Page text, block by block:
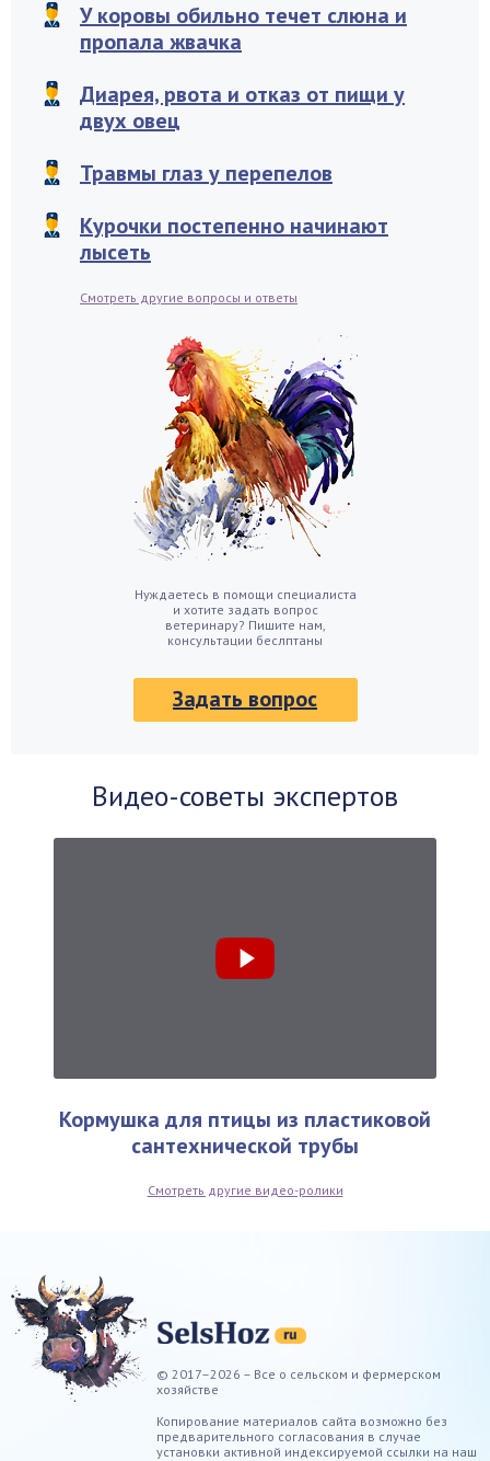
У коровы обильно течет слюна и
пропала жвачка
Диарея, рвота и отказ от пищи у
двух овец
Травмы глаз у перепелов
Курочки постепенно начинают
лысеть
Смотреть другие вопросы и ответы
Нуждаетесь в помощи специалиста
и хотите задать вопрос
ветеринару? Пишите нам,
консультации беслптаны
Задать вопрос
Видео-советы экспертов
Кормушка для птицы из пластиковой
сантехнической трубы
Смотреть другие видео-ролики
© 2017–2026 – Все о сельском и фермерском
хозяйстве
Копирование материалов сайта возможно без
предварительного согласования в случае
установки активной индексируемой ссылки на наш